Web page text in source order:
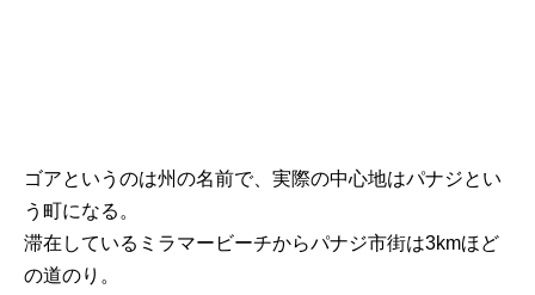
ゴアというのは州の名前で、実際の中心地はパナジとい
う町になる。
滞在しているミラマービーチからパナジ市街は3kmほど
の道のり。